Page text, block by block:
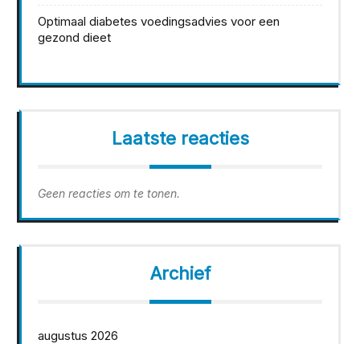
Optimaal diabetes voedingsadvies voor een
gezond dieet
Laatste reacties
Geen reacties om te tonen.
Archief
augustus 2026